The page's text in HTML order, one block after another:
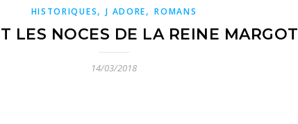
HISTORIQUES,J ADORE,ROMANS
LES NOCES DE LA REINE MARGOT
14/03/2018